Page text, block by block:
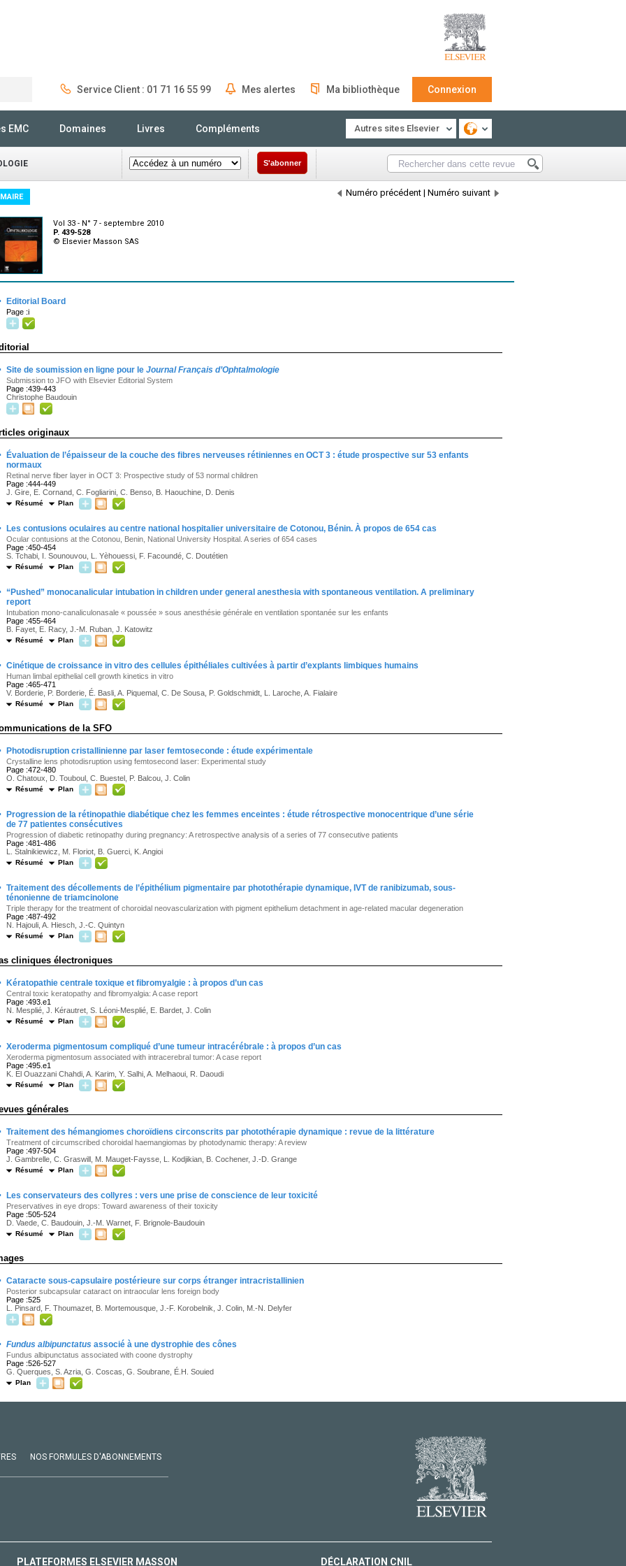
Service Client : 01 71 16 55 99 Mes alertes Ma bibliothèque Connexion
EMC Domaines Livres Compléments Autres sites Elsevier
S'abonner
Numéro précédent | Numéro suivant
Vol 33 - N° 7 - septembre 2010
P. 439-528
© Elsevier Masson SAS
Editorial Board
Page :i
Site de soumission en ligne pour le Journal Français d’Ophtalmologie
Submission to JFO with Elsevier Editorial System
Page :439-443
Christophe Baudouin
originaux
Évaluation de l’épaisseur de la couche des fibres nerveuses rétiniennes en OCT 3 : étude prospective sur 53 enfants
normaux
Retinal nerve fiber layer in OCT 3: Prospective study of 53 normal children
Page :444-449
J. Gire, E. Cornand, C. Fogliarini, C. Benso, B. Haouchine, D. Denis
Résumé Plan
Les contusions oculaires au centre national hospitalier universitaire de Cotonou, Bénin. À propos de 654 cas
Ocular contusions at the Cotonou, Benin, National University Hospital. A series of 654 cases
Page :450-454
S. Tchabi, I. Sounouvou, L. Yèhouessi, F. Facoundé, C. Doutétien
Résumé Plan
“Pushed” monocanalicular intubation in children under general anesthesia with spontaneous ventilation. A preliminary
report
Intubation mono-canaliculonasale « poussée » sous anesthésie générale en ventilation spontanée sur les enfants
Page :455-464
B. Fayet, E. Racy, J.-M. Ruban, J. Katowitz
Résumé Plan
Cinétique de croissance in vitro des cellules épithéliales cultivées à partir d’explants limbiques humains
Human limbal epithelial cell growth kinetics in vitro
Page :465-471
V. Borderie, P. Borderie, É. Basli, A. Piquemal, C. De Sousa, P. Goldschmidt, L. Laroche, A. Fialaire
Résumé Plan
de la SFO
Photodisruption cristallinienne par laser femtoseconde : étude expérimentale
Crystalline lens photodisruption using femtosecond laser: Experimental study
Page :472-480
O. Chatoux, D. Touboul, C. Buestel, P. Balcou, J. Colin
Résumé Plan
Progression de la rétinopathie diabétique chez les femmes enceintes : étude rétrospective monocentrique d’une série
de 77 patientes consécutives
Progression of diabetic retinopathy during pregnancy: A retrospective analysis of a series of 77 consecutive patients
Page :481-486
L. Stalnikiewicz, M. Floriot, B. Guerci, K. Angioi
Résumé Plan
Traitement des décollements de l’épithélium pigmentaire par photothérapie dynamique, IVT de ranibizumab, sous-
ténonienne de triamcinolone
Triple therapy for the treatment of choroidal neovascularization with pigment epithelium detachment in age-related macular degeneration
Page :487-492
N. Hajouli, A. Hiesch, J.-C. Quintyn
Résumé Plan
cliniques électroniques
Kératopathie centrale toxique et fibromyalgie : à propos d’un cas
Central toxic keratopathy and fibromyalgia: A case report
Page :493.e1
N. Mesplié, J. Kérautret, S. Léoni-Mesplié, E. Bardet, J. Colin
Résumé Plan
Xeroderma pigmentosum compliqué d’une tumeur intracérébrale : à propos d’un cas
Xeroderma pigmentosum associated with intracerebral tumor: A case report
Page :495.e1
K. El Ouazzani Chahdi, A. Karim, Y. Salhi, A. Melhaoui, R. Daoudi
Résumé Plan
générales
Traitement des hémangiomes choroïdiens circonscrits par photothérapie dynamique : revue de la littérature
Treatment of circumscribed choroidal haemangiomas by photodynamic therapy: A review
Page :497-504
J. Gambrelle, C. Graswill, M. Mauget-Faysse, L. Kodjikian, B. Cochener, J.-D. Grange
Résumé Plan
Les conservateurs des collyres : vers une prise de conscience de leur toxicité
Preservatives in eye drops: Toward awareness of their toxicity
Page :505-524
D. Vaede, C. Baudouin, J.-M. Warnet, F. Brignole-Baudouin
Résumé Plan
Cataracte sous-capsulaire postérieure sur corps étranger intracristallinien
Posterior subcapsular cataract on intraocular lens foreign body
Page :525
L. Pinsard, F. Thoumazet, B. Mortemousque, J.-F. Korobelnik, J. Colin, M.-N. Delyfer
Fundus albipunctatus associé à une dystrophie des cônes
Fundus albipunctatus associated with coone dystrophy
Page :526-527
G. Querques, S. Azria, G. Coscas, G. Soubrane, É.H. Souied
Plan
NOS FORMULES D'ABONNEMENTS
PLATEFORMES ELSEVIER MASSON DÉCLARATION CNIL